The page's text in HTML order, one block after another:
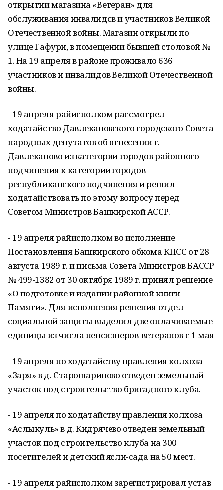
открытии магазина «Ветеран» для
обслуживания инвалидов и участников Великой
Отечественной войны. Магазин открыли по
улице Гафури, в помещении бывшей столовой №
1. На 19 апреля в районе проживало 636
участников и инвалидов Великой Отечественной
войны.
- 19 апреля райисполком рассмотрел
ходатайство Давлекановского городского Совета
народных депутатов об отнесении г.
Давлеканово из категории городов районного
подчинения к категории городов
республиканского подчинения и решил
ходатайствовать по этому вопросу перед
Советом Министров Башкирской АССР.
- 19 апреля райисполком во исполнение
Постановления Башкирского обкома КПСС от 28
августа 1989 г. и письма Совета Министров БАССР
№ 499-1382 от 30 октября 1989 г. принял решение
«О подготовке и издании районной книги
Памяти». Для исполнения решения отдел
социальной защиты выделил две оплачиваемые
единицы из числа пенсионеров-ветеранов с 1 мая
- 19 апреля по ходатайству правления колхоза
«Заря» в д. Старошарипово отведен земельный
участок под строительство бригадного клуба.
- 19 апреля по ходатайству правления колхоза
«Аслыкуль» в д. Кидрячево отведен земельный
участок под строительство клуба на 300
посетителей и детский ясли-сада на 50 мест.
- 19 апреля райисполком зарегистрировал устав